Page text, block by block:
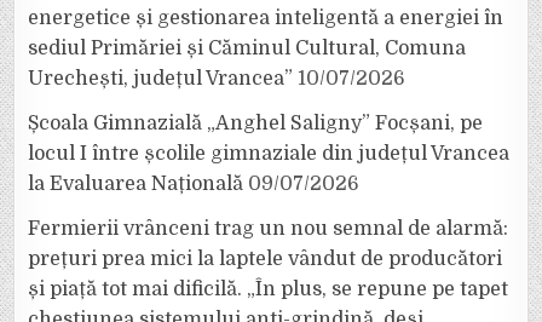
energetice și gestionarea inteligentă a energiei în
sediul Primăriei și Căminul Cultural, Comuna
Urechești, județul Vrancea” 10/07/2026
Școala Gimnazială „Anghel Saligny” Focșani, pe
locul I între școlile gimnaziale din județul Vrancea
la Evaluarea Națională 09/07/2026
Fermierii vrânceni trag un nou semnal de alarmă:
prețuri prea mici la laptele vândut de producători
și piață tot mai dificilă. „În plus, se repune pe tapet